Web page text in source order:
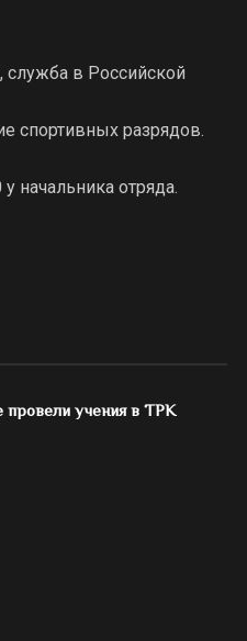
служба в Российской
спортивных разрядов.
начальника отряда.
учения в ТРК